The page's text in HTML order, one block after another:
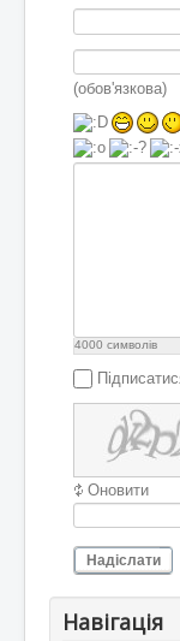
(обов'язкова)
4000 символів
Оновити
Надіслати
Навігація